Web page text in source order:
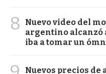
8
Nuevo video del
argentino alcanzó
iba a tomar un
Nuevos precios de